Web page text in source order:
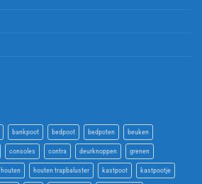
bankpoot bedpoot bedpoten beuken
consoles contra deurknoppen grenen
houten houten trapbaluster kastpoot kastpootje